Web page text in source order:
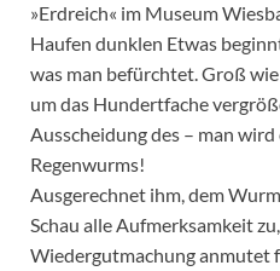
»Erdreich« im Museum
Haufen dunklen Etwas
was man befürchtet. Groß
um das Hundertfache
Ausscheidung des – man wird
Regenwurms!
Ausgerechnet ihm, dem
Schau alle Aufmerksamkeit
Wiedergutmachung anmutet